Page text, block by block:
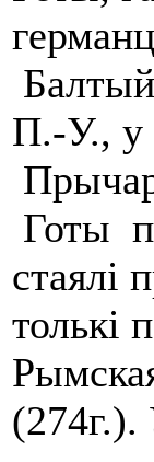
П.-У., у
Готы
стаялі
толькі
(274г.).